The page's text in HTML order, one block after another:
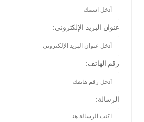
عنوان البريد الإلكتروني:
رقم الهاتف:
الرسالة: